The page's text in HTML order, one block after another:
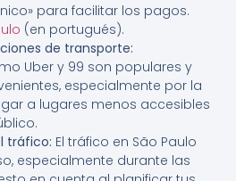
para facilitar los pagos.
(en portugués).
de transporte:
Uber y 99 son populares y
especialmente por la
a lugares menos accesibles
tráfico: El tráfico en São Paulo
especialmente durante las